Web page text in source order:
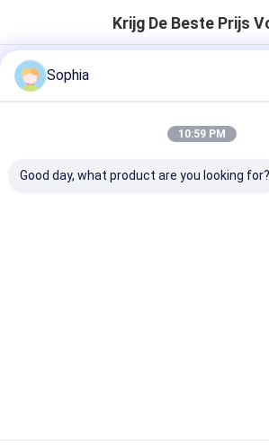
Krijg De Beste Prijs
temperatuur
Uitstekende Damp
Sophia
10:59 PM
Good day, what product are you looking for?